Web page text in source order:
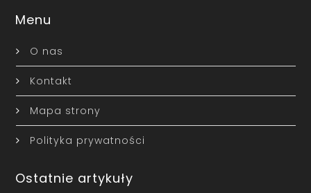
Menu
O nas
Kontakt
Mapa strony
Polityka prywatności
Ostatnie artykuły